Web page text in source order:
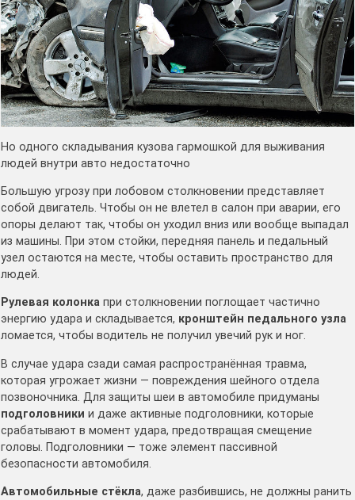
Но одного складывания кузова гармошкой для выживания
людей внутри авто недостаточно
Большую угрозу при лобовом столкновении представляет
собой двигатель. Чтобы он не влетел в салон при аварии, его
опоры делают так, чтобы он уходил вниз или вообще выпадал
из машины. При этом стойки, передняя панель и педальный
узел остаются на месте, чтобы оставить пространство для
людей.
Рулевая колонка при столкновении поглощает частично
энергию удара и складывается, кронштейн педального узла
ломается, чтобы водитель не получил увечий рук и ног.
В случае удара сзади самая распространённая травма,
которая угрожает жизни — повреждения шейного отдела
позвоночника. Для защиты шеи в автомобиле придуманы
подголовники и даже активные подголовники, которые
срабатывают в момент удара, предотвращая смещение
головы. Подголовники — тоже элемент пассивной
безопасности автомобиля.
Автомобильные стёкла, даже разбившись, не должны ранить